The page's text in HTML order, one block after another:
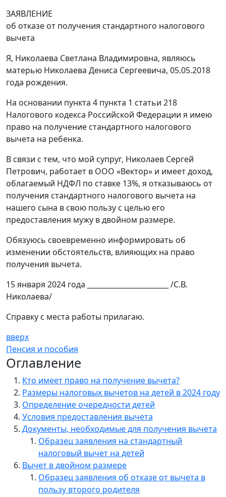
ЗАЯВЛЕНИЕ
об отказе от получения стандартного налогового
вычета
Я, Николаева Светлана Владимировна, являюсь
матерью Николаева Дениса Сергеевича, 05.05.2018
года рождения.
На основании пункта 4 пункта 1 статьи 218
Налогового кодекса Российской Федерации я имею
право на получение стандартного налогового
вычета на ребенка.
В связи с тем, что мой супруг, Николаев Сергей
Петрович, работает в ООО «Вектор» и имеет доход,
облагаемый НДФЛ по ставке 13%, я отказываюсь от
получения стандартного налогового вычета на
нашего сына в свою пользу с целью его
предоставления мужу в двойном размере.
Обязуюсь своевременно информировать об
изменении обстоятельств, влияющих на право
получения вычета.
15 января 2024 года _______________________ /С.В.
Николаева/
Справку с места работы прилагаю.
вверх
Пенсия и пособия
Оглавление
Кто имеет право на получение вычета?
Размеры налоговых вычетов на детей в 2024 году
Определение очередности детей
Условия предоставления вычета
Документы, необходимые для получения вычета
Образец заявления на стандартный
налоговый вычет на детей
Вычет в двойном размере
Образец заявления об отказе от вычета в
пользу второго родителя